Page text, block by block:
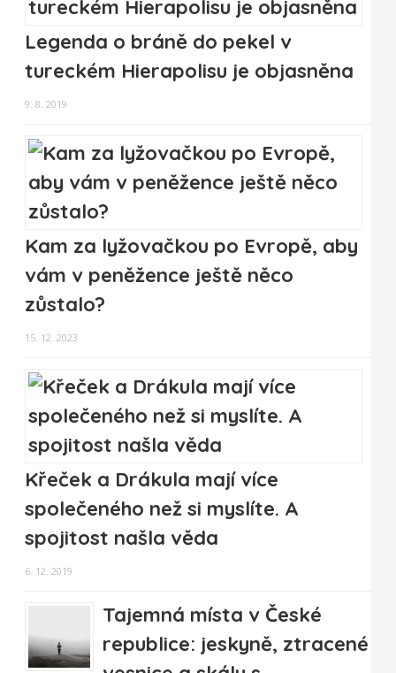
Legenda o bráně do pekel v
tureckém Hierapolisu je objasněna
9. 8. 2019
Kam za lyžovačkou po Evropě, aby
vám v peněžence ještě něco
zůstalo?
15. 12. 2023
Křeček a Drákula mají více
společeného než si myslíte. A
spojitost našla věda
6. 12. 2019
Tajemná místa v České
republice: jeskyně, ztracené